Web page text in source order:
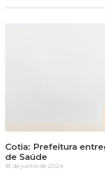
Cotia: Prefeitura
de Saúde
18 de junho de 2024